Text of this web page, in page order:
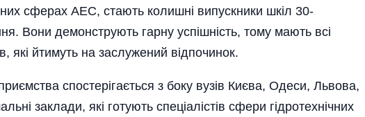
сферах АЕС, стають колишні випускники шкіл 30-
Вони демонструють гарну успішність, тому мають всі
які йтимуть на заслужений відпочинок.
спостерігається з боку вузів Києва, Одеси, Львова,
заклади, які готують спеціалістів сфери гідротехнічних